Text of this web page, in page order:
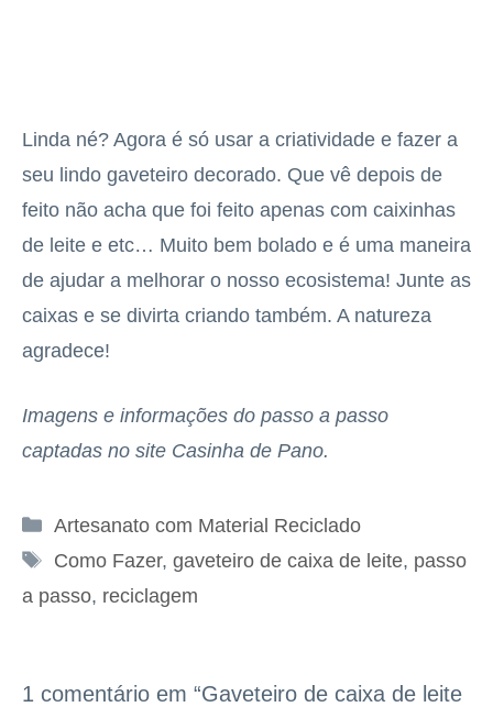
Linda né? Agora é só usar a criatividade e fazer a
seu lindo gaveteiro decorado. Que vê depois de
feito não acha que foi feito apenas com caixinhas
de leite e etc… Muito bem bolado e é uma maneira
de ajudar a melhorar o nosso ecosistema! Junte as
caixas e se divirta criando também. A natureza
agradece!
Imagens e informações do passo a passo
captadas no site Casinha de Pano.
Categorias
Artesanato com Material Reciclado
Tags
Como Fazer, gaveteiro de caixa de leite, passo
a passo, reciclagem
1 comentário em “Gaveteiro de caixa de leite